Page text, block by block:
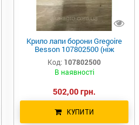
Крило лапи борони Gregoire
Besson 107802500 (ніж
Код: 107802500
В наявності
502,00 грн.
КУПИТИ